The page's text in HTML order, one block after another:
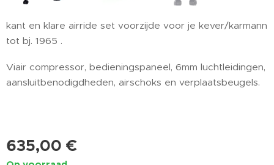
kant en klare airride set voorzijde voor je kever/karmann
tot bj. 1965 .
Viair compressor, bedieningspaneel, 6mm luchtleidingen,
aansluitbenodigdheden, airschoks en verplaatsbeugels.
635,00 €